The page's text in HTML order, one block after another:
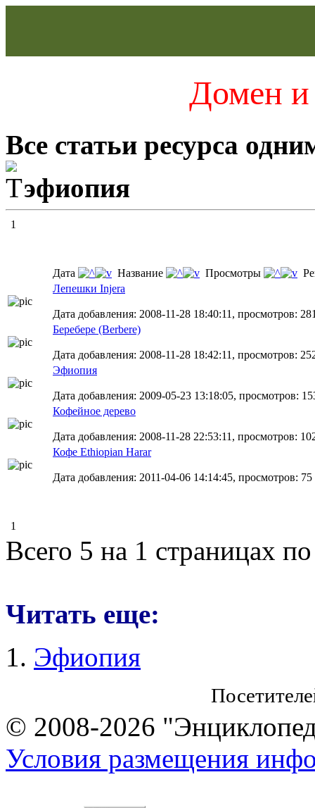
Домен и
Все статьи ресурса
эфиопия
1
Дата Название Просмотры
Лепешки Injera
Дата добавления: 2008-11-28 18:40:11, просмотров:
Беребере (Berbere)
Дата добавления: 2008-11-28 18:42:11, просмотров:
Эфиопия
Дата добавления: 2009-05-23 13:18:05, просмотров:
Кофейное дерево
Дата добавления: 2008-11-28 22:53:11, просмотров:
Кофе Ethiopian Harar
Дата добавления: 2011-04-06 14:14:45, просмотров: 75
1
Всего 5 на 1 страницах
Читать еще:
Эфиопия
© 2008-2026
Условия размещения